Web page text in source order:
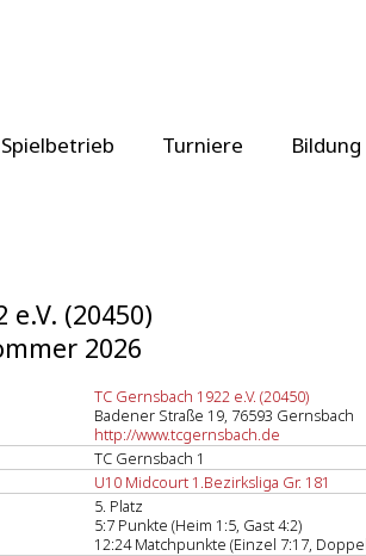
Spielbetrieb Turniere Bildung
e.V. (20450)
2026
TC Gernsbach 1922 e.V. (20450)
Badener Straße 19, 76593 Gernsbach
http://www.tcgernsbach.de
TC Gernsbach 1
U10 Midcourt 1.Bezirksliga Gr. 181
5. Platz
5:7 Punkte (Heim 1:5, Gast 4:2)
12:24 Matchpunkte (Einzel 7:17,